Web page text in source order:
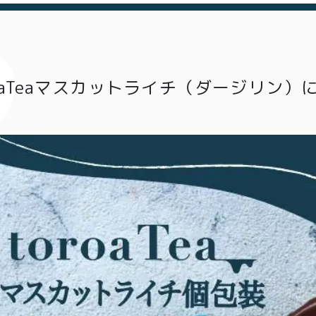
マスカットライチ（ダージリン）